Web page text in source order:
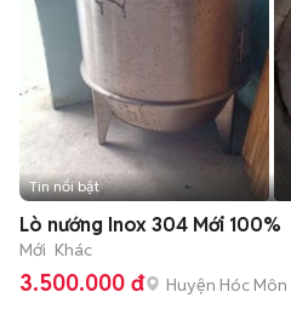
Tin nổi bật
Lò nướng Inox 304 Mới 100%
Mới Khác
3.500.000 đ Huyện Hóc Môn